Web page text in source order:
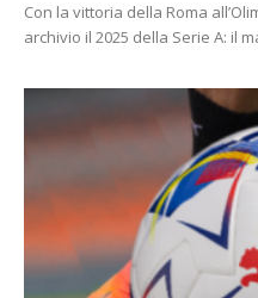
Con la vittoria della Roma
archivio il 2025 della Serie A: il